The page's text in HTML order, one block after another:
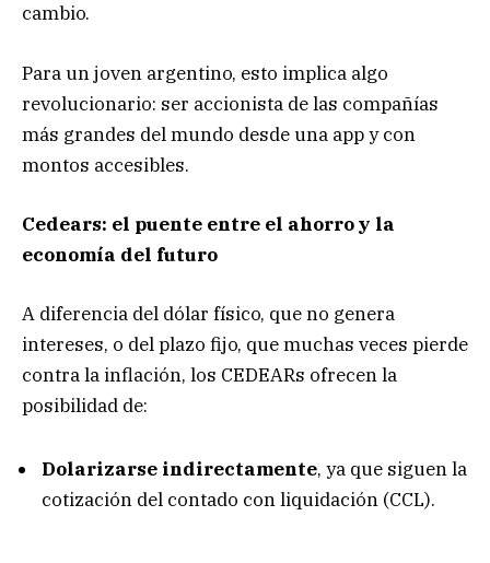
cambio.
Para un joven argentino, esto implica algo
revolucionario: ser accionista de las compañías
más grandes del mundo desde una app y con
montos accesibles.
Cedears: el puente entre el ahorro y la
economía del futuro
A diferencia del dólar físico, que no genera
intereses, o del plazo fijo, que muchas veces pierde
contra la inflación, los CEDEARs ofrecen la
posibilidad de:
Dolarizarse indirectamente, ya que siguen la
cotización del contado con liquidación (CCL).